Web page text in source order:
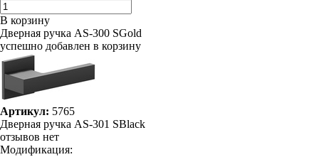
В корзину
Дверная ручка AS-300 SGold
успешно добавлен в корзину
Артикул: 5765
Дверная ручка AS-301 SBlack
отзывов нет
Модификация: